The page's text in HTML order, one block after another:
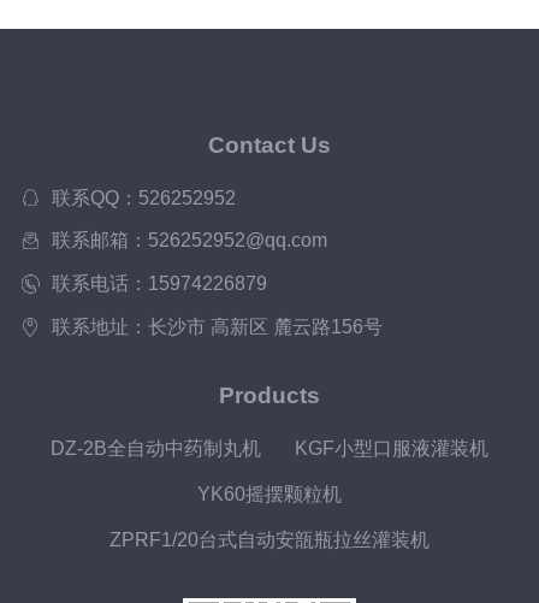
Contact Us
联系QQ：526252952
联系邮箱：526252952@qq.com
联系电话：15974226879
联系地址：长沙市 高新区 麓云路156号
Products
DZ-2B全自动中药制丸机 KGF小型口服液灌装机
YK60摇摆颗粒机
ZPRF1/20台式自动安瓿瓶拉丝灌装机